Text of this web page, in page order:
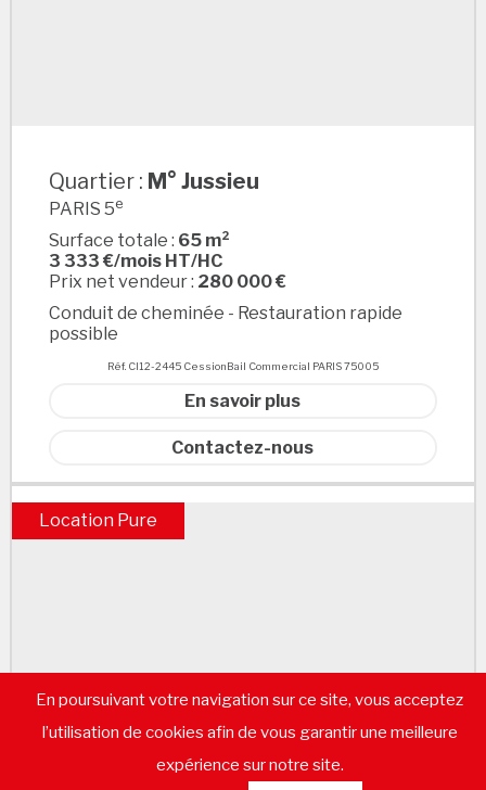
M° Jussieu
Quartier : M° Jussieu
PARIS 5e
Surface totale : 65 m²
3 333 €/mois HT/HC
Prix net vendeur : 280 000 €
Conduit de cheminée - Restauration rapide
possible
Réf. CI12-2445 CessionBail Commercial PARIS 75005
En savoir plus
Contactez-nous
Location Pure
En poursuivant votre navigation sur ce site, vous acceptez
l’utilisation de cookies afin de vous garantir une meilleure
expérience sur notre site.